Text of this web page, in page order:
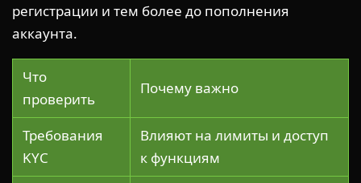
регистрации и тем более до пополнения
аккаунта.
Что
проверить
Почему важно
Требования
KYC
Влияют на лимиты и доступ
к функциям